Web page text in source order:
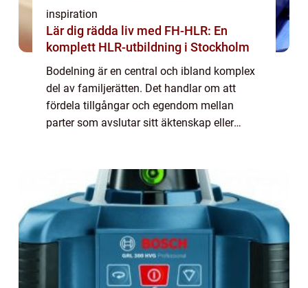
inspiration
Lär dig rädda liv med FH-HLR: En
komplett HLR-utbildning i Stockholm
Bodelning är en central och ibland komplex
del av familjerätten. Det handlar om att
fördela tillgångar och egendom mellan
parter som avslutar sitt äktenskap eller